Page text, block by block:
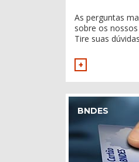
As perguntas
sobre os
Tire suas
+
BNDES